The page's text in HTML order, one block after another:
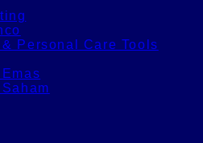
Personal Care Tools